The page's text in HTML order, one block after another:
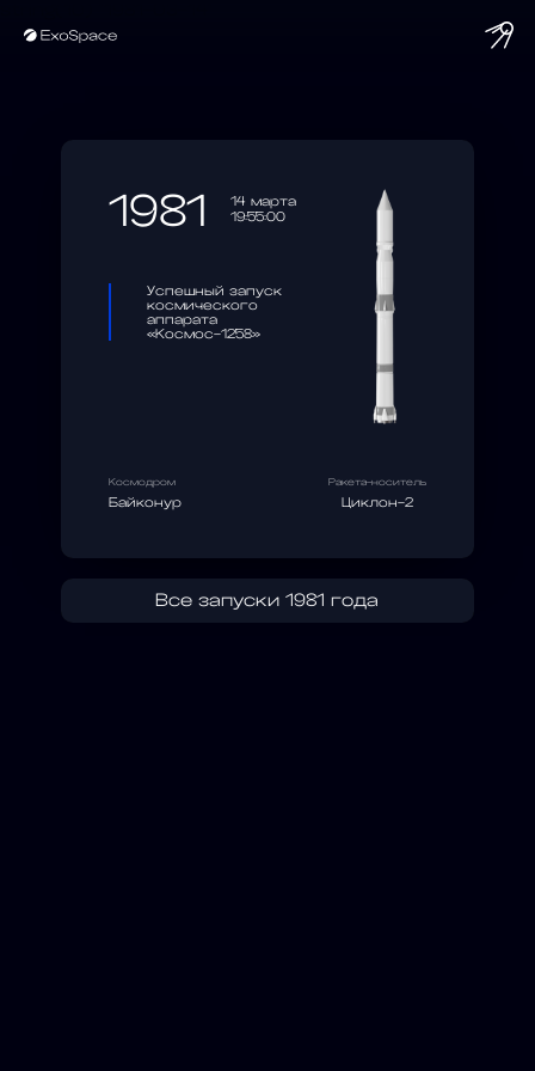
1981
14 марта
19:55:00
Успешный запуск
космического
аппарата
«Космос-1258»
Космодром
Байконур
Ракета-носитель
Циклон-2
Все запуски 1981 года